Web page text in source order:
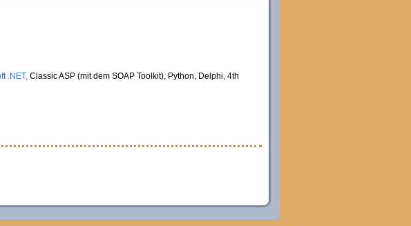
.NET,Classic ASP (mit dem SOAP Toolkit), Python, Delphi, 4th